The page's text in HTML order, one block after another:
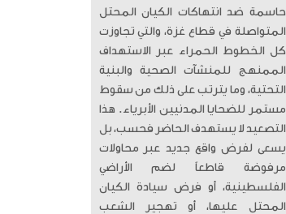
حاسمة ضد انتهاكات الكيان المحتل
المتواصلة في قطاع غزة، والتي تجاوزت
كل الخطوط الحمراء عبر الاستهداف
الممنهج للمنشآت الصحية والبنية
التحتية، وما يترتب على ذلك من سقوط
مستمر للضحايا المدنيين الأبرياء. ​ هذا
التصعيد لا يستهدف الحاضر فحسب، بل
يسعى لفرض واقع جديد عبر محاولات
مرفوضة قاطعاً لضم الأراضي
الفلسطينية، أو فرض سيادة الكيان
المحتل عليها، أو تهجير الشعب